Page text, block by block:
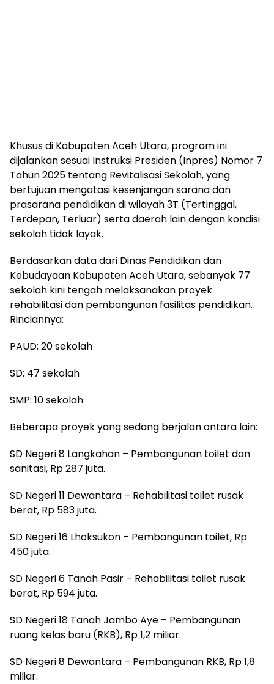
Khusus di Kabupaten Aceh Utara, program ini
dijalankan sesuai Instruksi Presiden (Inpres) Nomor 7
Tahun 2025 tentang Revitalisasi Sekolah, yang
bertujuan mengatasi kesenjangan sarana dan
prasarana pendidikan di wilayah 3T (Tertinggal,
Terdepan, Terluar) serta daerah lain dengan kondisi
sekolah tidak layak.
Berdasarkan data dari Dinas Pendidikan dan
Kebudayaan Kabupaten Aceh Utara, sebanyak 77
sekolah kini tengah melaksanakan proyek
rehabilitasi dan pembangunan fasilitas pendidikan.
Rinciannya:
PAUD: 20 sekolah
SD: 47 sekolah
SMP: 10 sekolah
Beberapa proyek yang sedang berjalan antara lain:
SD Negeri 8 Langkahan – Pembangunan toilet dan
sanitasi, Rp 287 juta.
SD Negeri 11 Dewantara – Rehabilitasi toilet rusak
berat, Rp 583 juta.
SD Negeri 16 Lhoksukon – Pembangunan toilet, Rp
450 juta.
SD Negeri 6 Tanah Pasir – Rehabilitasi toilet rusak
berat, Rp 594 juta.
SD Negeri 18 Tanah Jambo Aye – Pembangunan
ruang kelas baru (RKB), Rp 1,2 miliar.
SD Negeri 8 Dewantara – Pembangunan RKB, Rp 1,8
miliar.